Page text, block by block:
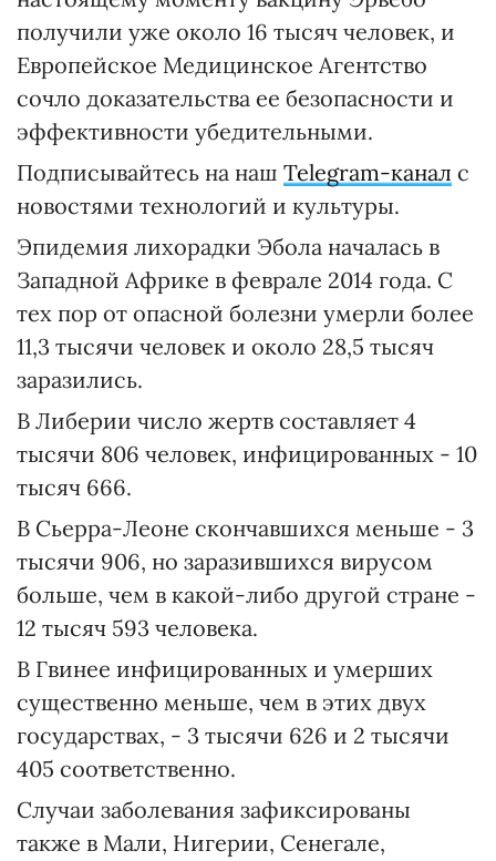
получили уже около 16 тысяч человек, и
Европейское Медицинское Агентство
сочло доказательства ее безопасности и
эффективности убедительными.
Подписывайтесь на наш Telegram-канал с
новостями технологий и культуры.
Эпидемия лихорадки Эбола началась в
Западной Африке в феврале 2014 года. С
тех пор от опасной болезни умерли более
11,3 тысячи человек и около 28,5 тысяч
заразились.
В Либерии число жертв составляет 4
тысячи 806 человек, инфицированных - 10
тысяч 666.
В Сьерра-Леоне скончавшихся меньше - 3
тысячи 906, но заразившихся вирусом
больше, чем в какой-либо другой стране -
12 тысяч 593 человека.
В Гвинее инфицированных и умерших
существенно меньше, чем в этих двух
государствах, - 3 тысячи 626 и 2 тысячи
405 соответственно.
Случаи заболевания зафиксированы
также в Мали, Нигерии, Сенегале,